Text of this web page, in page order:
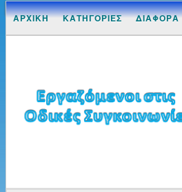
ΑΡΧΙΚΗ ΚΑΤΗΓΟΡΙΕΣ ΔΙΑΦΟΡΑ